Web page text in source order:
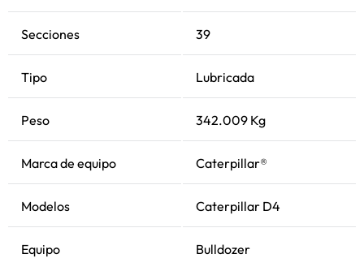
Secciones 39
Tipo Lubricada
Peso 342.009 Kg
Marca de equipo Caterpillar®
Modelos Caterpillar D4
Equipo Bulldozer